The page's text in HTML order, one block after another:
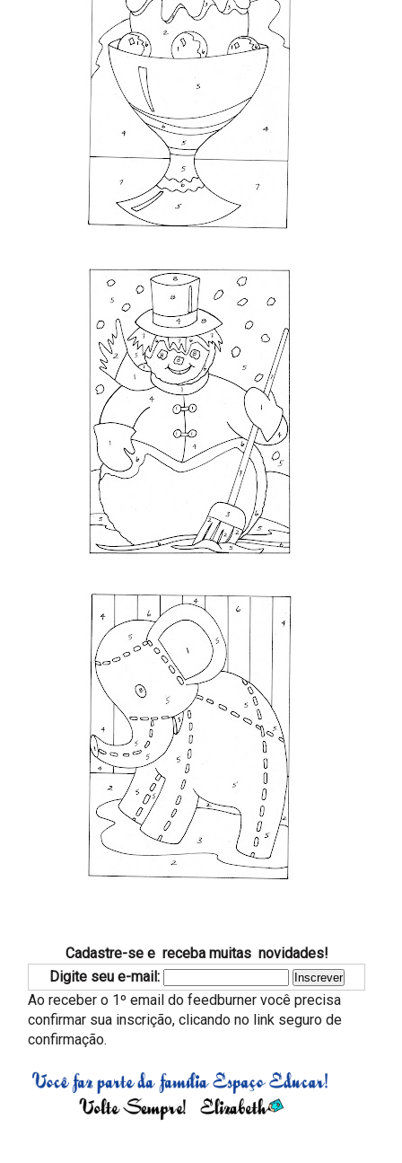
Cadastre-se e receba muitas novidades!
Digite seu e-mail:
Ao receber o 1º email do feedburner você precisa
confirmar sua inscrição, clicando no link seguro de
confirmação.